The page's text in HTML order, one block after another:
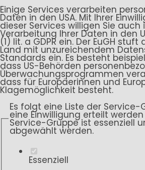
Einige Services verarbeiten
Daten in den USA. Mit Ihrer
dieser Services willigen Sie auch
Verarbeitung Ihrer Daten in den
(1) lit. a GDPR ein. Der EuGH stuft
Land mit unzureichendem
Standards ein. Es besteht
dass US-Behörden
Überwachungsprogrammen
dass für Europäerinnen und
Klagemöglichkeit besteht.
Es folgt eine Liste der Service-
eine Einwilligung erteilt
Service-Gruppe ist essenziell
abgewählt werden.
Essenziell